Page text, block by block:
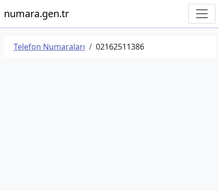
numara.gen.tr
Telefon Numaraları 02162511386